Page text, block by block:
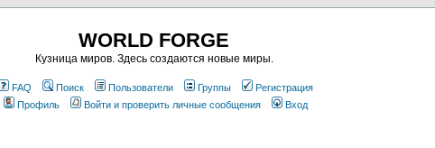
WORLD FORGE
Кузница миров. Здесь создаются новые миры.
FAQ Поиск Пользователи Группы
Регистрация
Профиль
Войти и проверить личные сообщения Вход